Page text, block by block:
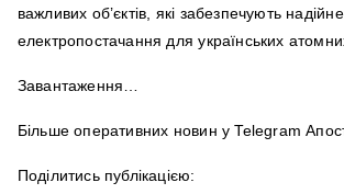
важливих об’єктів, які забезпечують
електропостачання для українських
Завантаження…
Більше оперативних новин у Telegram
Поділитись публікацією: